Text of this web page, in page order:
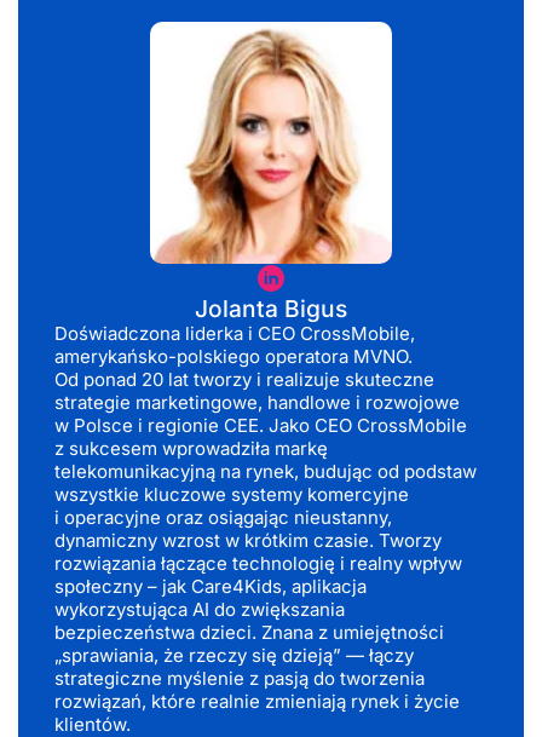
Jolanta
Bigus
Jolanta Bigus
Doświadczona liderka i CEO CrossMobile,
amerykańsko-polskiego operatora MVNO.
Od ponad 20 lat tworzy i realizuje skuteczne
strategie marketingowe, handlowe i rozwojowe
w Polsce i regionie CEE. Jako CEO CrossMobile
z sukcesem wprowadziła markę
telekomunikacyjną na rynek, budując od podstaw
wszystkie kluczowe systemy komercyjne
i operacyjne oraz osiągając nieustanny,
dynamiczny wzrost w krótkim czasie. Tworzy
rozwiązania łączące technologię i realny wpływ
społeczny – jak Care4Kids, aplikacja
wykorzystująca AI do zwiększania
bezpieczeństwa dzieci. Znana z umiejętności
„sprawiania, że rzeczy się dzieją” — łączy
strategiczne myślenie z pasją do tworzenia
rozwiązań, które realnie zmieniają rynek i życie
klientów.